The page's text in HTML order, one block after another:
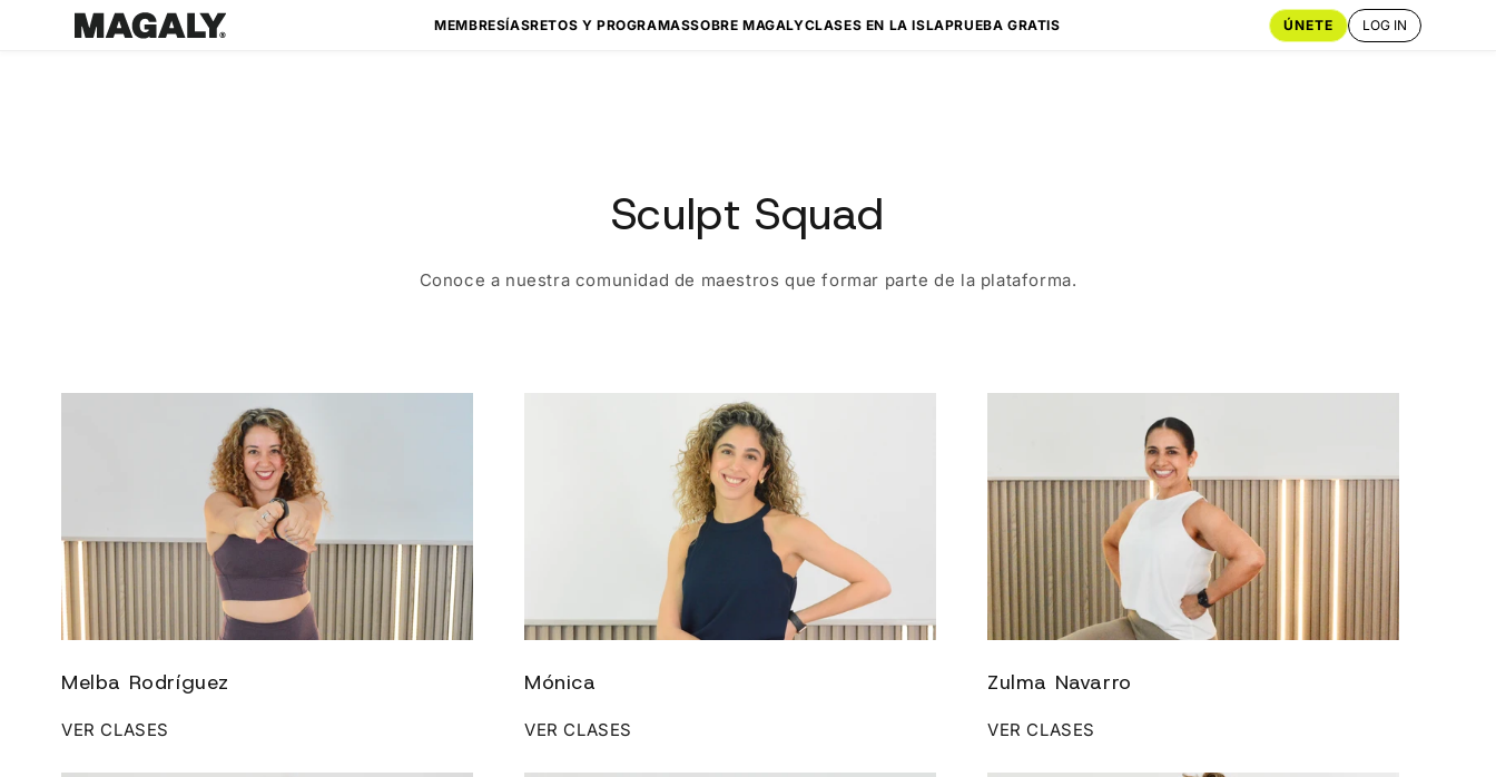
directamente
al contenido
MEMBRESÍASRETOS Y PROGRAMASSOBRE MAGALYCLASES EN LA ISLAPRUEBA GRATIS ÚNETE LOG IN
Sculpt Squad
Conoce a nuestra comunidad de maestros que formar parte de la plataforma.
Melba Rodríguez
VER CLASES
Mónica
VER CLASES
Zulma Navarro
VER CLASES